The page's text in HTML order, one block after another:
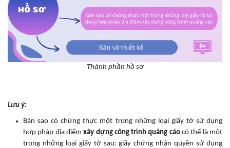
Thành phần hồ sơ
Lưu ý:
Bản sao có chứng thực một trong những loại giấy tờ sử dụng
hợp pháp địa điểmxây dựng công trình quảng cáocó thể là một
trong những loại giấy tờ sau: giấy chứng nhận quyền sử dụng